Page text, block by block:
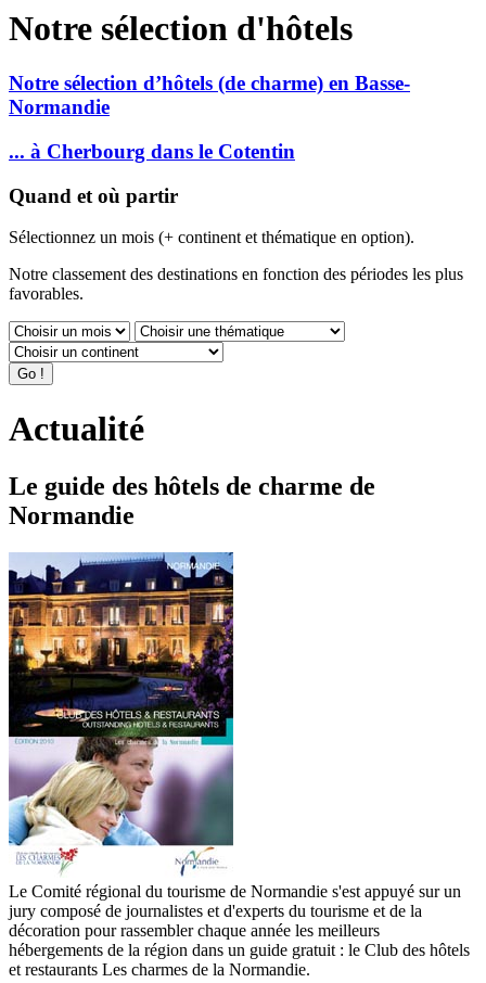
Notre sélection d'hôtels
Notre sélection d’hôtels (de charme) en Basse-
Normandie
... à Cherbourg dans le Cotentin
Quand et où partir
Sélectionnez un mois (+ continent et thématique en option).
Notre classement des destinations en fonction des périodes les plus
favorables.
Actualité
Le guide des hôtels de charme de
Normandie
Le Comité régional du tourisme de Normandie s'est appuyé sur un
jury composé de journalistes et d'experts du tourisme et de la
décoration pour rassembler chaque année les meilleurs
hébergements de la région dans un guide gratuit : le Club des hôtels
et restaurants Les charmes de la Normandie.